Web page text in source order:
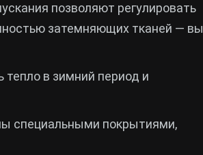
позволяют регулировать
затемняющих тканей — вы
в зимний период и
специальными покрытиями,